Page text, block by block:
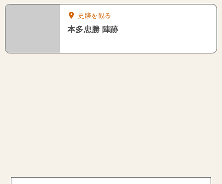
史跡を観る
本多忠勝 陣跡